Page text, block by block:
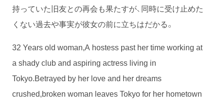
持っていた旧友との再会も果たすが、同時に受け止めた
くない過去や事実が彼女の前に立ちはだかる。
32 Years old woman,A hostess past her time working at
a shady club and aspiring actress living in
Tokyo.Betrayed by her love and her dreams
crushed,broken woman leaves Tokyo for her hometown